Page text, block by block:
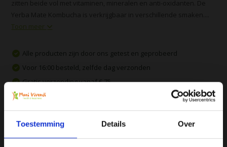
Toestemming Details Over
Toon meer
Alle producten zijn door ons getest en geprobeerd
Voor 16:00 besteld, zelfde dag verzonden
Gratis verzending vanaf € 75
Vergelijk